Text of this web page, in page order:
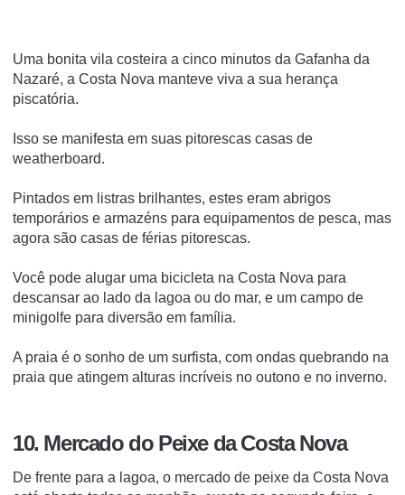
Uma bonita vila costeira a cinco minutos da Gafanha da
Nazaré, a Costa Nova manteve viva a sua herança
piscatória.
Isso se manifesta em suas pitorescas casas de
weatherboard.
Pintados em listras brilhantes, estes eram abrigos
temporários e armazéns para equipamentos de pesca, mas
agora são casas de férias pitorescas.
Você pode alugar uma bicicleta na Costa Nova para
descansar ao lado da lagoa ou do mar, e um campo de
minigolfe para diversão em família.
A praia é o sonho de um surfista, com ondas quebrando na
praia que atingem alturas incríveis no outono e no inverno.
10. Mercado do Peixe da Costa Nova
De frente para a lagoa, o mercado de peixe da Costa Nova